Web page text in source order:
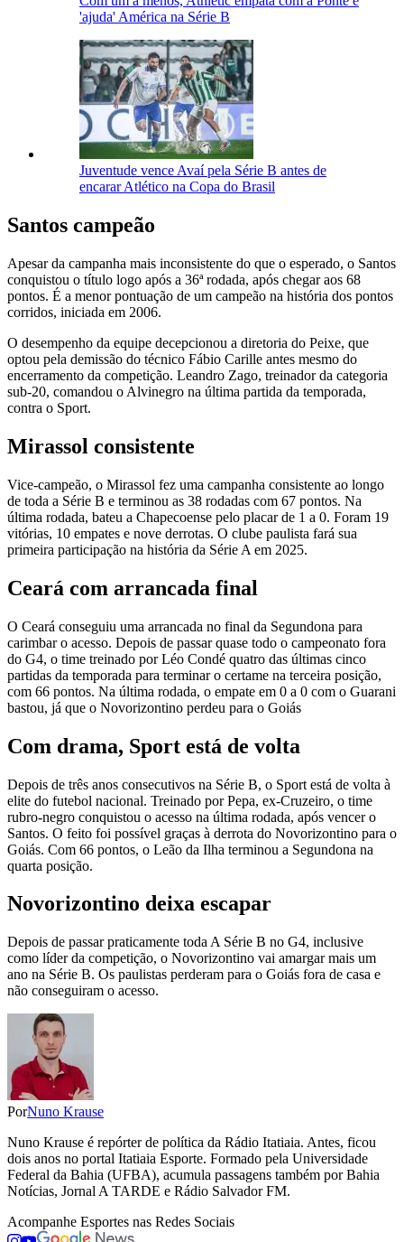
'ajuda' América na Série B
Juventude vence Avaí pela Série B antes de
encarar Atlético na Copa do Brasil
Santos campeão
Apesar da campanha mais inconsistente do que o esperado, o Santos
conquistou o título logo após a 36ª rodada, após chegar aos 68
pontos. É a menor pontuação de um campeão na história dos pontos
corridos, iniciada em 2006.
O desempenho da equipe decepcionou a diretoria do Peixe, que
optou pela demissão do técnico Fábio Carille antes mesmo do
encerramento da competição. Leandro Zago, treinador da categoria
sub-20, comandou o Alvinegro na última partida da temporada,
contra o Sport.
Mirassol consistente
Vice-campeão, o Mirassol fez uma campanha consistente ao longo
de toda a Série B e terminou as 38 rodadas com 67 pontos. Na
última rodada, bateu a Chapecoense pelo placar de 1 a 0. Foram 19
vitórias, 10 empates e nove derrotas. O clube paulista fará sua
primeira participação na história da Série A em 2025.
Ceará com arrancada final
O Ceará conseguiu uma arrancada no final da Segundona para
carimbar o acesso. Depois de passar quase todo o campeonato fora
do G4, o time treinado por Léo Condé quatro das últimas cinco
partidas da temporada para terminar o certame na terceira posição,
com 66 pontos. Na última rodada, o empate em 0 a 0 com o Guarani
bastou, já que o Novorizontino perdeu para o Goiás
Com drama, Sport está de volta
Depois de três anos consecutivos na Série B, o Sport está de volta à
elite do futebol nacional. Treinado por Pepa, ex-Cruzeiro, o time
rubro-negro conquistou o acesso na última rodada, após vencer o
Santos. O feito foi possível graças à derrota do Novorizontino para o
Goiás. Com 66 pontos, o Leão da Ilha terminou a Segundona na
quarta posição.
Novorizontino deixa escapar
Depois de passar praticamente toda A Série B no G4, inclusive
como líder da competição, o Novorizontino vai amargar mais um
ano na Série B. Os paulistas perderam para o Goiás fora de casa e
não conseguiram o acesso.
PorNuno Krause
Nuno Krause é repórter de política da Rádio Itatiaia. Antes, ficou
dois anos no portal Itatiaia Esporte. Formado pela Universidade
Federal da Bahia (UFBA), acumula passagens também por Bahia
Notícias, Jornal A TARDE e Rádio Salvador FM.
Acompanhe Esportes nas Redes Sociais